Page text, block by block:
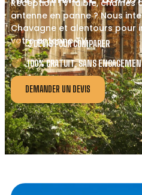
Réception TV faible, chaînes
antenne en panne ? Nous
Chavagne et alentours pour
votre antenne TV.
3 DEVIS POUR COMPARER
100% GRATUIT, SANS
DEMANDER UN DEVIS